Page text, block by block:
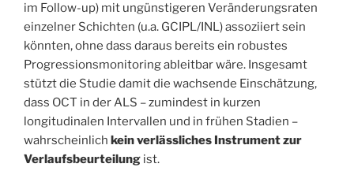
im Follow-up) mit ungünstigeren Veränderungsraten
einzelner Schichten (u.a. GCIPL/INL) assoziiert sein
könnten, ohne dass daraus bereits ein robustes
Progressionsmonitoring ableitbar wäre. Insgesamt
stützt die Studie damit die wachsende Einschätzung,
dass OCT in der ALS – zumindest in kurzen
longitudinalen Intervallen und in frühen Stadien –
wahrscheinlich kein verlässliches Instrument zur
Verlaufsbeurteilung ist.